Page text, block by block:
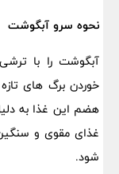
نحوه سرو آبگوشت
آبگوشت را با
خوردن برگ های
هضم این غذا به
غذای مقوی و
شود.